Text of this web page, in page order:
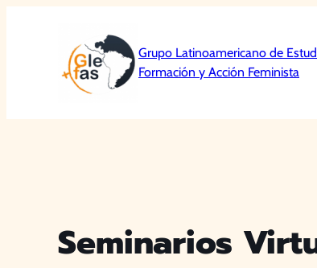
Grupo Latinoamericano de
Formación y Acción Feminista
Seminarios